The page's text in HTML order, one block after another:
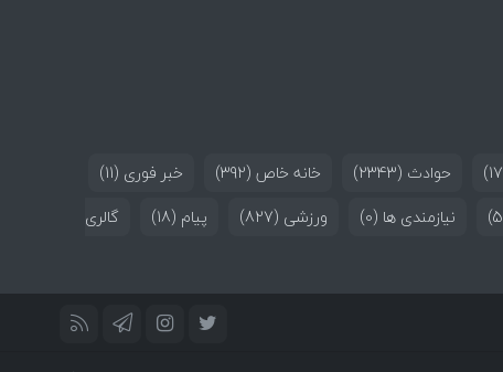
حوادث (2343) خانه خاص (392) خبر فوری (11)
نیازمندی ها (0) ورزشی (827) پیام (18)
گالری